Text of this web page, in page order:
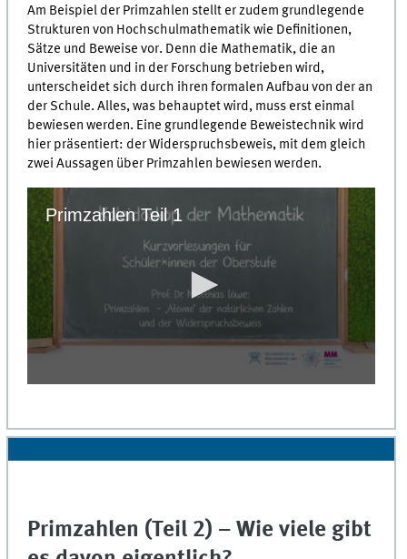
Am Beispiel der Primzahlen stellt er zudem grundlegende
Strukturen von Hochschulmathematik wie Definitionen,
Sätze und Beweise vor. Denn die Mathematik, die an
Universitäten und in der Forschung betrieben wird,
unterscheidet sich durch ihren formalen Aufbau von der an
der Schule. Alles, was behauptet wird, muss erst einmal
bewiesen werden. Eine grundlegende Beweistechnik wird
hier präsentiert: der Widerspruchsbeweis, mit dem gleich
zwei Aussagen über Primzahlen bewiesen werden.
Primzahlen Teil 1
0
Primzahlen (Teil 2) – Wie viele gibt